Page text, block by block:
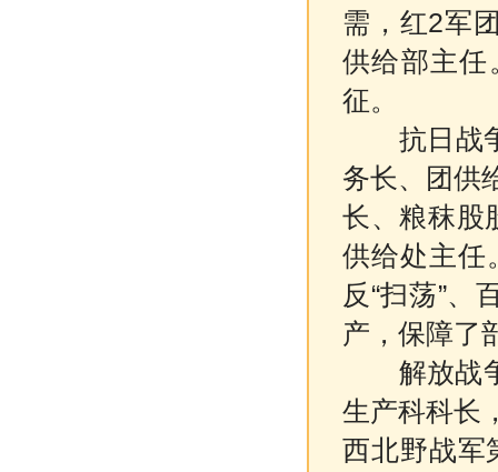
需，红2军
供给部主任
征。
抗日战争
务长、团供
长、粮秣股
供给处主任
反“扫荡”、
产，保障了
解放战争
生产科科长
西北野战军